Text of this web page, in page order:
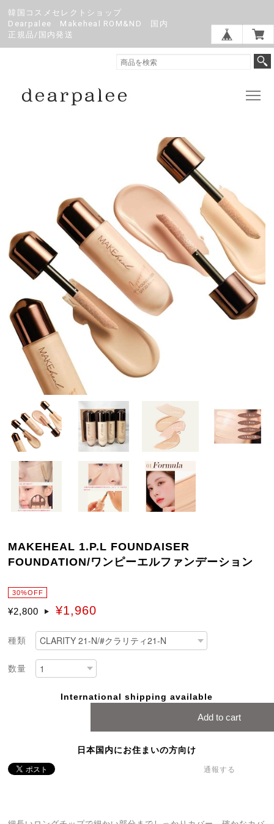
韓国コスメセレクトショップ
Dearpalee Makeheal ROM&ND 国内
正規品/国内発送
MAKEHEAL 1.P.L FOUNDAISER
FOUNDATION/ワンピーエルファンデーション
30%OFF
¥2,800 ¥1,960
種類
数量
International shipping available
Add to cart
日本国内にお住まいの方向け
通報する